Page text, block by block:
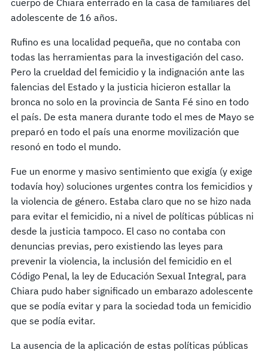
adolescente de 16 años.
Rufino es una localidad pequeña, que no contaba con
todas las herramientas para la investigación del caso.
Pero la crueldad del femicidio y la indignación ante las
falencias del Estado y la justicia hicieron estallar la
bronca no solo en la provincia de Santa Fé sino en todo
el país. De esta manera durante todo el mes de Mayo se
preparó en todo el país una enorme movilización que
resonó en todo el mundo.
Fue un enorme y masivo sentimiento que exigía (y exige
todavía hoy) soluciones urgentes contra los femicidios y
la violencia de género. Estaba claro que no se hizo nada
para evitar el femicidio, ni a nivel de políticas públicas ni
desde la justicia tampoco. El caso no contaba con
denuncias previas, pero existiendo las leyes para
prevenir la violencia, la inclusión del femicidio en el
Código Penal, la ley de Educación Sexual Integral, para
Chiara pudo haber significado un embarazo adolescente
que se podía evitar y para la sociedad toda un femicidio
que se podía evitar.
La ausencia de la aplicación de estas políticas públicas